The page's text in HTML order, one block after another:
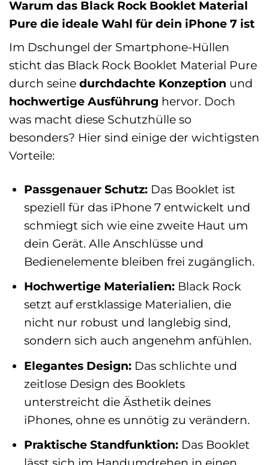
Warum das Black Rock Booklet Material
Pure die ideale Wahl für dein iPhone 7 ist
Im Dschungel der Smartphone-Hüllen
sticht das Black Rock Booklet Material Pure
durch seine durchdachte Konzeption und
hochwertige Ausführung hervor. Doch
was macht diese Schutzhülle so
besonders? Hier sind einige der wichtigsten
Vorteile:
Passgenauer Schutz: Das Booklet ist
speziell für das iPhone 7 entwickelt und
schmiegt sich wie eine zweite Haut um
dein Gerät. Alle Anschlüsse und
Bedienelemente bleiben frei zugänglich.
Hochwertige Materialien: Black Rock
setzt auf erstklassige Materialien, die
nicht nur robust und langlebig sind,
sondern sich auch angenehm anfühlen.
Elegantes Design: Das schlichte und
zeitlose Design des Booklets
unterstreicht die Ästhetik deines
iPhones, ohne es unnötig zu verändern.
Praktische Standfunktion: Das Booklet